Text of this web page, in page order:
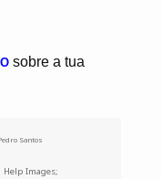
sobre a tua
Santos
Help Images;